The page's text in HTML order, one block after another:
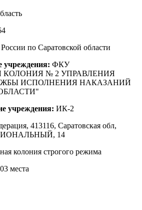
по Саратовской области
учреждения: ФКУ
КОЛОНИЯ № 2 УПРАВЛЕНИЯ
ИСПОЛНЕНИЯ НАКАЗАНИЙ
учреждения: ИК-2
413116, Саратовская обл,
14
колония строгого режима
места